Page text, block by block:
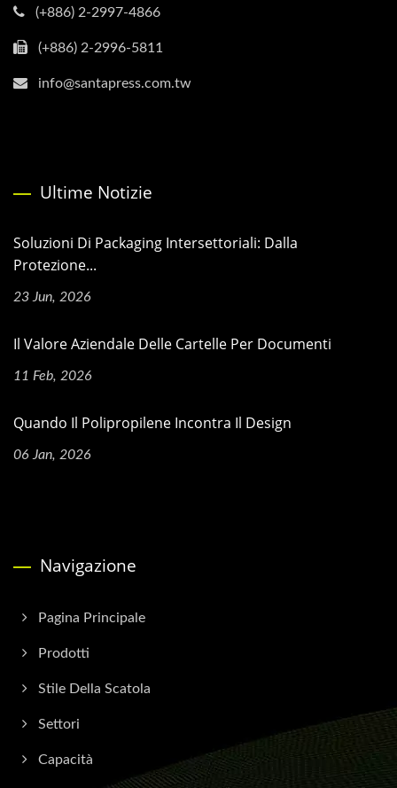
(+886) 2-2997-4866
(+886) 2-2996-5811
info@santapress.com.tw
Ultime Notizie
Soluzioni Di Packaging Intersettoriali: Dalla
Protezione...
23 Jun, 2026
Il Valore Aziendale Delle Cartelle Per Documenti
11 Feb, 2026
Quando Il Polipropilene Incontra Il Design
06 Jan, 2026
Navigazione
Pagina Principale
Prodotti
Stile Della Scatola
Settori
Capacità